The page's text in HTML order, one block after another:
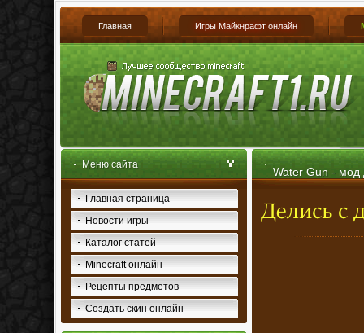
Главная Игры Майкнрафт онлайн
Меню сайта
Главная страница
Новости игры
Каталог статей
Minecraft онлайн
Рецепты предметов
Создать скин онлайн
Water Gun - мод